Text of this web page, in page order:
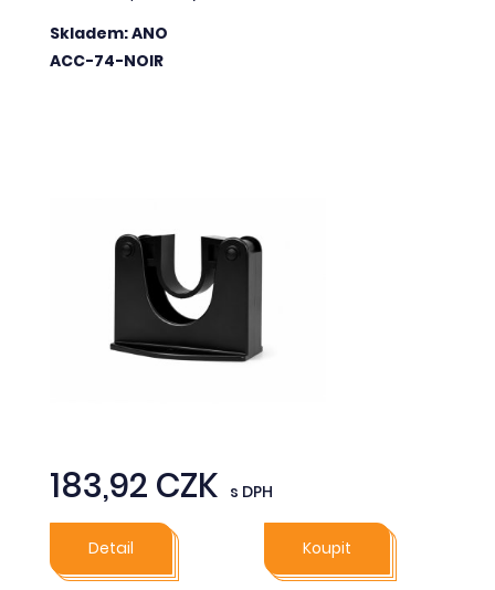
Skladem: ANO
ACC-74-NOIR
183,92 CZK s DPH
Detail Koupit